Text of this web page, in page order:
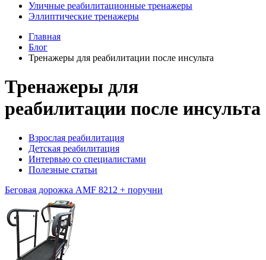
Уличные реабилитационные тренажеры
Эллиптические тренажеры
Главная
Блог
Тренажеры для реабилитации после инсульта
Тренажеры для
реабилитации после инсульта
Взрослая реабилитация
Детская реабилитация
Интервью со специалистами
Полезные статьи
Беговая дорожка AMF 8212 + поручни